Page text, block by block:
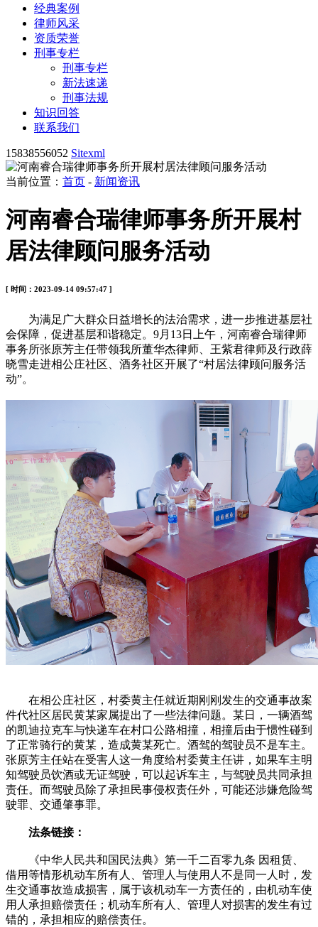
经典案例
律师风采
资质荣誉
刑事专栏
刑事专栏
新法速递
刑事法规
知识回答
联系我们
15838556052 Sitexml
当前位置： 首页 - 新闻资讯
河南睿合瑞律师事务所开展村
居法律顾问服务活动
[ 时间：2023-09-14 09:57:47 ]
为满足广大群众日益增长的法治需求，进一步推进基层社
会保障，促进基层和谐稳定。9月13日上午，河南睿合瑞律师
事务所张原芳主任带领我所董华杰律师、王紫君律师及行政薛
晓雪走进相公庄社区、酒务社区开展了“村居法律顾问服务活
动”。
在相公庄社区，村委黄主任就近期刚刚发生的交通事故案
件代社区居民黄某家属提出了一些法律问题。某日，一辆酒驾
的凯迪拉克车与快递车在村口公路相撞，相撞后由于惯性碰到
了正常骑行的黄某，造成黄某死亡。酒驾的驾驶员不是车主。
张原芳主任站在受害人这一角度给村委黄主任讲，如果车主明
知驾驶员饮酒或无证驾驶，可以起诉车主，与驾驶员共同承担
责任。而驾驶员除了承担民事侵权责任外，可能还涉嫌危险驾
驶罪、交通肇事罪。
法条链接：
《中华人民共和国民法典》第一千二百零九条 因租赁、
借用等情形机动车所有人、管理人与使用人不是同一人时，发
生交通事故造成损害，属于该机动车一方责任的，由机动车使
用人承担赔偿责任；机动车所有人、管理人对损害的发生有过
错的，承担相应的赔偿责任。